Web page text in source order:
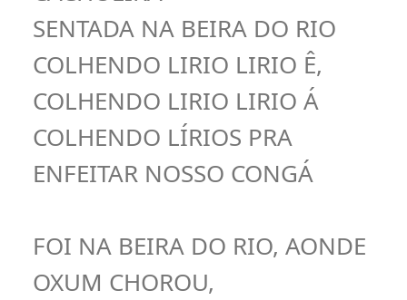
SENTADA NA BEIRA DO RIO
COLHENDO LIRIO LIRIO Ê,
COLHENDO LIRIO LIRIO Á
COLHENDO LÍRIOS PRA
ENFEITAR NOSSO CONGÁ
FOI NA BEIRA DO RIO, AONDE
OXUM CHOROU,